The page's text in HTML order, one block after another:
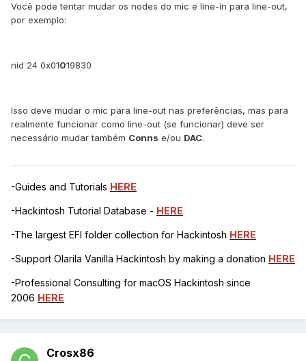
Você pode tentar mudar os nodes do mic e line-in para line-out,
por exemplo:
nid 24 0x01019830
Isso deve mudar o mic para line-out nas preferências, mas para
realmente funcionar como line-out (se funcionar) deve ser
necessário mudar também Conns e/ou DAC.
-Guides and Tutorials HERE
-Hackintosh Tutorial Database - HERE
-The largest EFI folder collection for Hackintosh HERE
-Support Olarila Vanilla Hackintosh by making a donation HERE
-Professional Consulting for macOS Hackintosh since
2006 HERE
Crosx86